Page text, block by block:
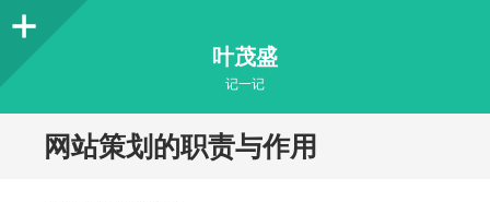
Sidebar
叶茂盛
记一记
网站策划的职责与作用